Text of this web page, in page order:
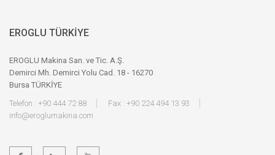
EROGLU TÜRKİYE
EROGLU Makina San. ve Tic. A.Ş.
Demirci Mh. Demirci Yolu Cad. 18 - 16270
Bursa TÜRKİYE
Telefon : +90 444 72 88
Fax : +90 224 494 13 93
info@eroglumakina.com